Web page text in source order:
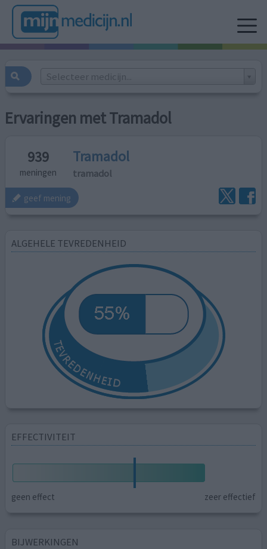
Selecteer medicijn...
Ervaringen met Tramadol
939
meningen
Tramadol
tramadol
geef mening
ALGEHELE TEVREDENHEID
EFFECTIVITEIT
geen effect zeer effectief
BIJWERKINGEN